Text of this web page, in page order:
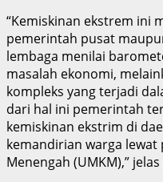
“Kemiskinan ekstrem ini
pemerintah pusat
lembaga menilai
masalah ekonomi,
kompleks yang terjadi
dari hal ini pemerintah
kemiskinan ekstrim di
kemandirian warga lewat
Menengah (UMKM),”